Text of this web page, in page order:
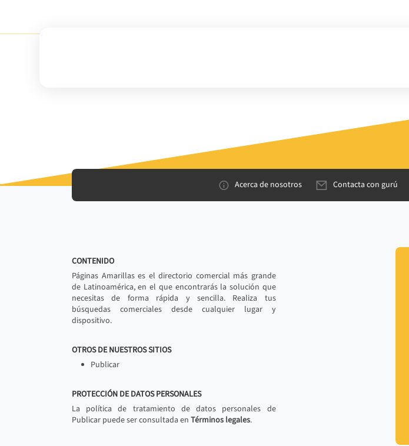
Acerca de nosotros Contacta con gurú
CONTENIDO
Páginas Amarillas es el directorio comercial más grande
de Latinoamérica, en el que encontrarás la solución que
necesitas de forma rápida y sencilla. Realiza tus
búsquedas comerciales desde cualquier lugar y
dispositivo.
OTROS DE NUESTROS SITIOS
Publicar
PROTECCIÓN DE DATOS PERSONALES
La política de tratamiento de datos personales de
Publicar puede ser consultada en Términos legales.